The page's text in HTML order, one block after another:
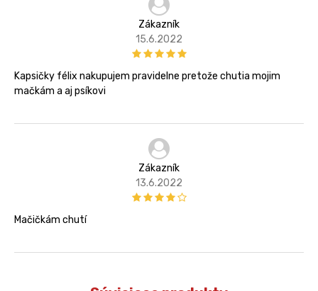
Zákazník
15.6.2022
Kapsičky félix nakupujem pravidelne pretože chutia mojim
mačkám a aj psíkovi
Zákazník
13.6.2022
Mačičkám chutí